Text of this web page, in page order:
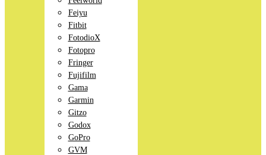
Feiyu
Fitbit
FotodioX
Fotopro
Fringer
Fujifilm
Gama
Garmin
Gitzo
Godox
GoPro
GVM